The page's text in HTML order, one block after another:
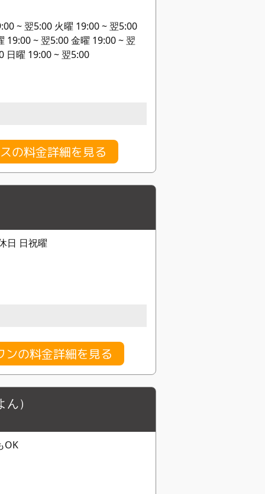
~ 翌5:00 火曜 19:00 ~ 翌5:00
19:00 ~ 翌5:00 金曜 19:00 ~ 翌
日曜 19:00 ~ 翌5:00
の料金詳細を見る
日 日祝曜
ンの料金詳細を見る
）
OK